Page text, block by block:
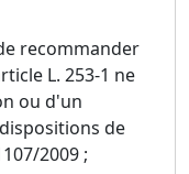
recommander
L. 253-1 ne
ou d'un
de
2009 ;